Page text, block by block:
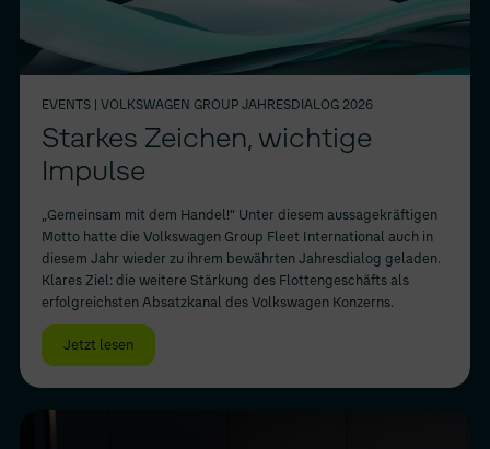
EVENTS | VOLKSWAGEN GROUP JAHRESDIALOG 2026
Starkes Zeichen, wichtige
Impulse
„Gemeinsam mit dem Handel!“ Unter diesem aussagekräftigen
Motto hatte die Volkswagen Group Fleet International auch in
diesem Jahr wieder zu ihrem bewährten Jahresdialog geladen.
Klares Ziel: die weitere Stärkung des Flottengeschäfts als
erfolgreichsten Absatzkanal des Volkswagen Konzerns.
Jetzt lesen